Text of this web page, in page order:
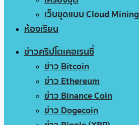
เว็บขุดแบบ Cloud Mining
ห้องเรียน
ข่าวคริปโตเคอเรนซี่
ข่าว Bitcoin
ข่าว Ethereum
ข่าว Binance Coin
ข่าว Dogecoin